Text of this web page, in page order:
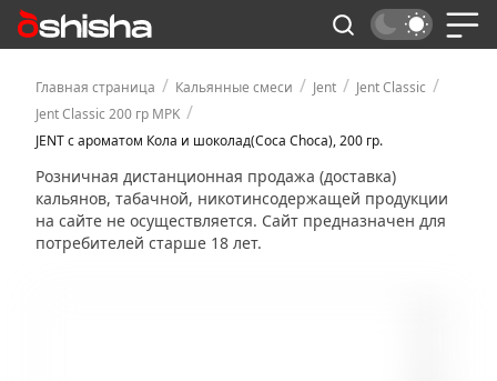
Главная страница / Кальянные смеси / Jent / Jent Classic /
Jent Classic 200 гр MPK /
JENT с ароматом Кола и шоколад(Coca Choca), 200 гр.
Розничная дистанционная продажа (доставка)
кальянов, табачной, никотинсодержащей продукции
на сайте не осуществляется. Сайт предназначен для
потребителей старше 18 лет.